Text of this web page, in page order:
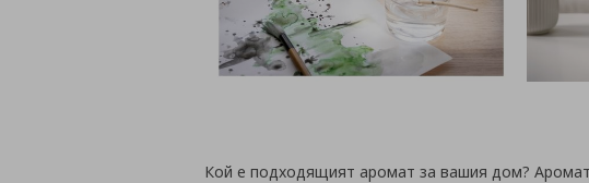
Кой е подходящият аромат за вашия дом?